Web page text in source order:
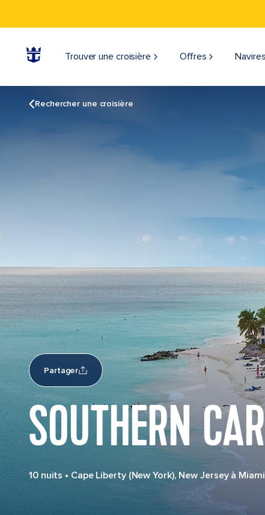
Trouver une croisière Offres Navires
Rechercher une croisière
Partager
SOUTHERN
10 nuits • Cape Liberty (New York), New Jersey à